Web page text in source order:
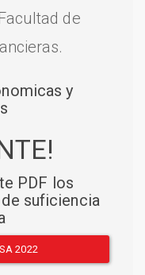
de
y
PDF los
suficiencia
2022